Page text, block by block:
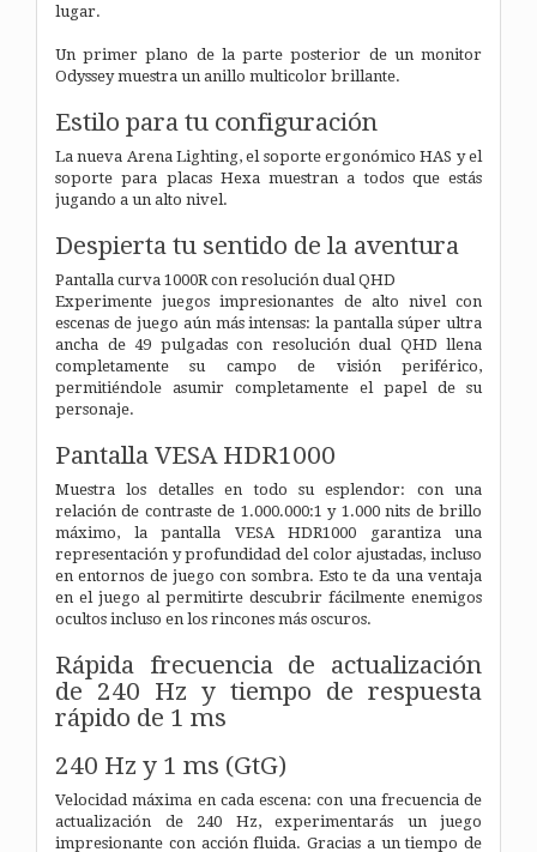
lugar.
Un primer plano de la parte posterior de un monitor
Odyssey muestra un anillo multicolor brillante.
Estilo para tu configuración
La nueva Arena Lighting, el soporte ergonómico HAS y el
soporte para placas Hexa muestran a todos que estás
jugando a un alto nivel.
Despierta tu sentido de la aventura
Pantalla curva 1000R con resolución dual QHD
Experimente juegos impresionantes de alto nivel con
escenas de juego aún más intensas: la pantalla súper ultra
ancha de 49 pulgadas con resolución dual QHD llena
completamente su campo de visión periférico,
permitiéndole asumir completamente el papel de su
personaje.
Pantalla VESA HDR1000
Muestra los detalles en todo su esplendor: con una
relación de contraste de 1.000.000:1 y 1.000 nits de brillo
máximo, la pantalla VESA HDR1000 garantiza una
representación y profundidad del color ajustadas, incluso
en entornos de juego con sombra. Esto te da una ventaja
en el juego al permitirte descubrir fácilmente enemigos
ocultos incluso en los rincones más oscuros.
Rápida frecuencia de actualización
de 240 Hz y tiempo de respuesta
rápido de 1 ms
240 Hz y 1 ms (GtG)
Velocidad máxima en cada escena: con una frecuencia de
actualización de 240 Hz, experimentarás un juego
impresionante con acción fluida. Gracias a un tiempo de